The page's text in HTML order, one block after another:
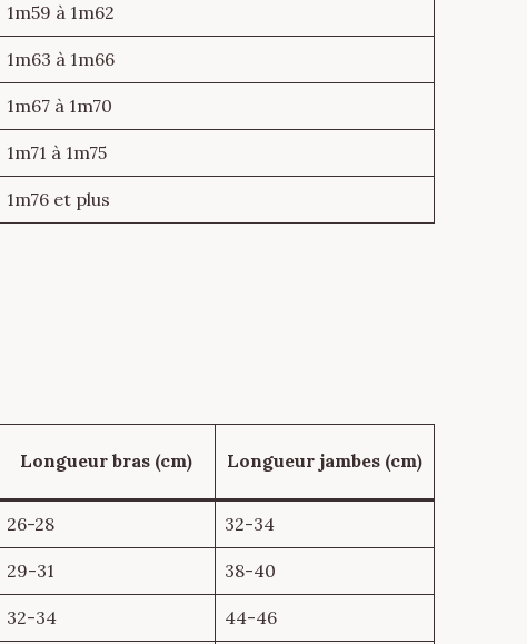
1m59 à 1m62
1m63 à 1m66
1m67 à 1m70
1m71 à 1m75
1m76 et plus
Longueur bras (cm) Longueur jambes (cm)
26-28 32-34
29-31 38-40
32-34 44-46